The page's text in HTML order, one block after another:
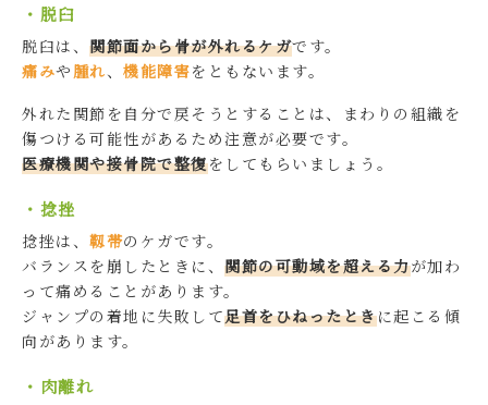
・脱臼
脱臼は、 関節面から骨が外れるケガです。
痛みや 腫れ、 機能障害をともないます。
外れた関節を自分で戻そうとすることは、まわりの組織を
傷つける可能性があるため注意が必要です。
医療機関や接骨院で整復をしてもらいましょう。
・捻挫
捻挫は、 靱帯のケガです。
バランスを崩したときに、 関節の可動域を超える力が加わ
って痛めることがあります。
ジャンプの着地に失敗して足首をひねったときに起こる傾
向があります。
・肉離れ